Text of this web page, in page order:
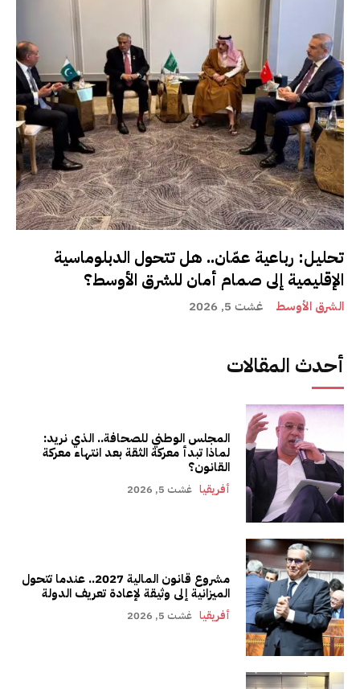
تحليل: رباعية عمّان.. هل تتحول الدبلوماسية
الإقليمية إلى صمام أمان للشرق الأوسط؟
الشرق الأوسط غشت 5, 2026
أحدث المقالات
المجلس الوطني للصحافة.. الذي نريد:
لماذا تبدأ معركة الثقة بعد انتهاء معركة
القانون؟
أفريقيا غشت 5, 2026
مشروع قانون المالية 2027.. عندما تتحول
الميزانية إلى وثيقة لإعادة تعريف الدولة
أفريقيا غشت 5, 2026